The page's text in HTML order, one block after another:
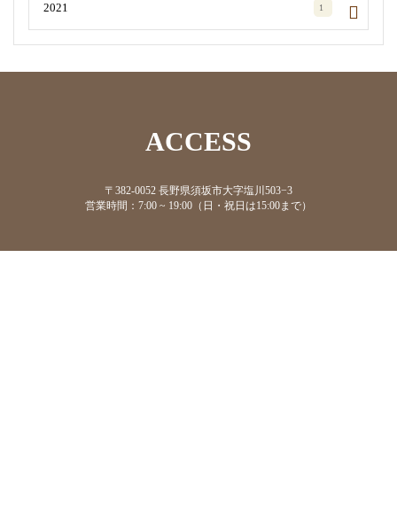
2021 1
ACCESS
〒382-0052 長野県須坂市大字塩川503−3
営業時間：7:00 ~ 19:00（日・祝日は15:00まで）